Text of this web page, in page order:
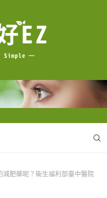
肥藥呢？衛生福利部臺中醫院